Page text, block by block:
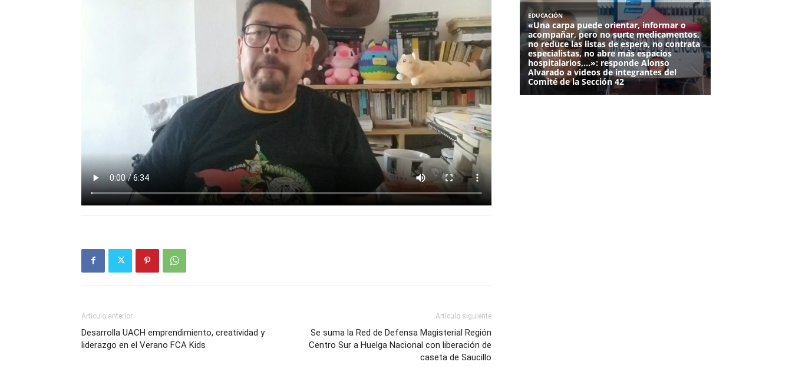
Artículo anterior
Desarrolla UACH emprendimiento, creatividad y
liderazgo en el Verano FCA Kids
Artículo siguiente
Se suma la Red de Defensa Magisterial Región
Centro Sur a Huelga Nacional con liberación de
caseta de Saucillo